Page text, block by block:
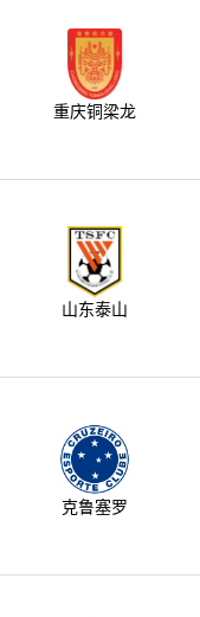
重庆铜梁龙
山东泰山
克鲁塞罗